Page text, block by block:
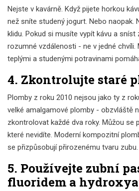
Nejste v kavárně. Když pijete horkou
než sníte studený jogurt. Nebo naopak.
klidu. Pokud si musíte vypít kávu a
rozumné vzdálenosti - ne v jedné chvíli.
teplými a studenými potravinami
4. Zkontrolujte staré
Plomby z roku 2010 nejsou jako ty z
velké amalgamové plomby - obzvláště
zkontrolovat každé dva roky. Můžou se
které nevidíte. Moderní kompozitní
se přizpůsobují přirozenému tvaru zubu.
5. Používejte zubní
fluoridem a